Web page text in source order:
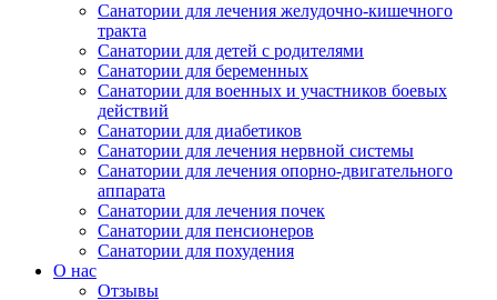
Санатории для лечения желудочно-кишечного
тракта
Санатории для детей с родителями
Санатории для беременных
Санатории для военных и участников боевых
действий
Санатории для диабетиков
Санатории для лечения нервной системы
Санатории для лечения опорно-двигательного
аппарата
Санатории для лечения почек
Санатории для пенсионеров
Санатории для похудения
О нас
Отзывы